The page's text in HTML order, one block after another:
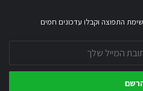
התפוצה וקבלו עדכונים חמים